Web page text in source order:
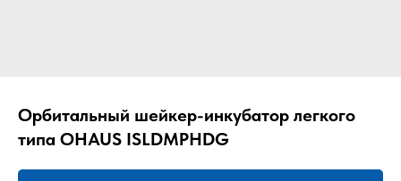
Орбитальный шейкер-инкубатор легкого
типа OHAUS ISLDMPHDG